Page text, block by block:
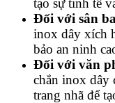
Đối với sân
inox dây xích
bảo an ninh
Đối với văn
chắn inox dây
trang nhã để